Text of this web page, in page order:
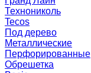
Технониколь
Tecos
Под дерево
Металлические
Перфорированные
Обрешетка